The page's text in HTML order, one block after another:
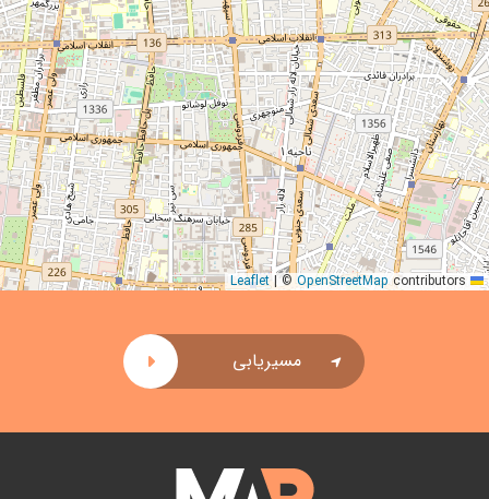
|© OpenStreetMapcontributors
مسیریابی